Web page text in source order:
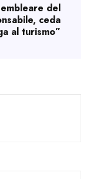
del
ceda
al turismo”